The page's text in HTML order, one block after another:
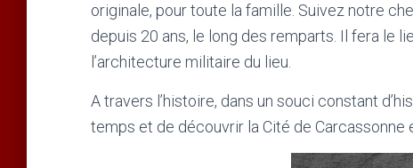
originale, pour toute la famille. Suivez notre
depuis 20 ans, le long des remparts. Il fera le
l’architecture militaire du lieu.
A travers l’histoire, dans un souci constant
temps et de découvrir la Cité de Carcassonne